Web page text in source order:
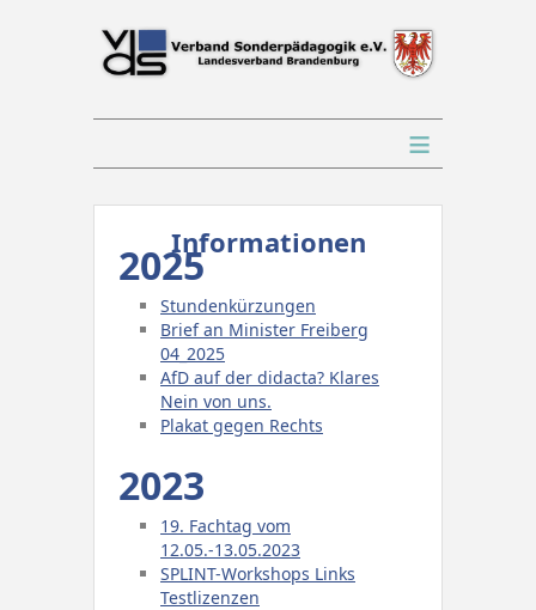
≡
Informationen
2025
Stundenkürzungen
Brief an Minister Freiberg
04_2025
AfD auf der didacta? Klares
Nein von uns.
Plakat gegen Rechts
2023
19. Fachtag vom
12.05.-13.05.2023
SPLINT-Workshops Links
Testlizenzen